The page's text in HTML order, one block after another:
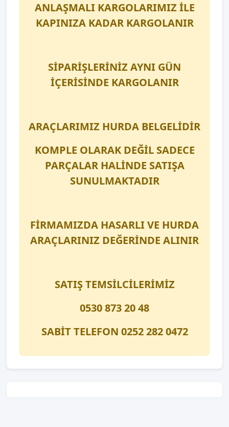
ANLAŞMALI KARGOLARIMIZ İLE
KAPINIZA KADAR KARGOLANIR
SİPARİŞLERİNİZ AYNI GÜN
İÇERİSİNDE KARGOLANIR
ARAÇLARIMIZ HURDA BELGELİDİR
KOMPLE OLARAK DEĞİL SADECE
PARÇALAR HALİNDE SATIŞA
SUNULMAKTADIR
FİRMAMIZDA HASARLI VE HURDA
ARAÇLARINIZ DEĞERİNDE ALINIR
SATIŞ TEMSİLCİLERİMİZ
0530 873 20 48
SABİT TELEFON 0252 282 0472